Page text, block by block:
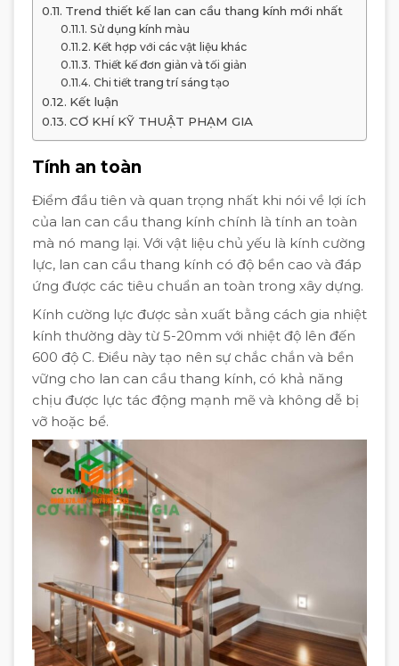
Trend thiết kế lan can cầu thang kính mới nhất
Sử dụng kính màu
Kết hợp với các vật liệu khác
Thiết kế đơn giản và tối giản
Chi tiết trang trí sáng tạo
Kết luận
CƠ KHÍ KỸ THUẬT PHẠM GIA
Tính an toàn
Điểm đầu tiên và quan trọng nhất khi nói về lợi ích
của lan can cầu thang kính chính là tính an toàn
mà nó mang lại. Với vật liệu chủ yếu là kính cường
lực, lan can cầu thang kính có độ bền cao và đáp
ứng được các tiêu chuẩn an toàn trong xây dựng.
Kính cường lực được sản xuất bằng cách gia nhiệt
kính thường dày từ 5-20mm với nhiệt độ lên đến
600 độ C. Điều này tạo nên sự chắc chắn và bền
vững cho lan can cầu thang kính, có khả năng
chịu được lực tác động mạnh mẽ và không dễ bị
vỡ hoặc bể.